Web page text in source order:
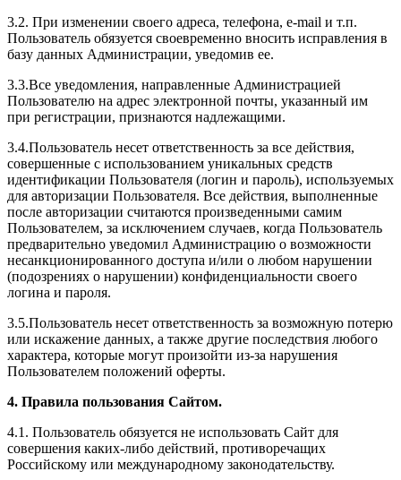
3.2. При изменении своего адреса, телефона, e-mail и т.п.
Пользователь обязуется своевременно вносить исправления в
базу данных Администрации, уведомив ее.
3.3.Все уведомления, направленные Администрацией
Пользователю на адрес электронной почты, указанный им
при регистрации, признаются надлежащими.
3.4.Пользователь несет ответственность за все действия,
совершенные с использованием уникальных средств
идентификации Пользователя (логин и пароль), используемых
для авторизации Пользователя. Все действия, выполненные
после авторизации считаются произведенными самим
Пользователем, за исключением случаев, когда Пользователь
предварительно уведомил Администрацию о возможности
несанкционированного доступа и/или о любом нарушении
(подозрениях о нарушении) конфиденциальности своего
логина и пароля.
3.5.Пользователь несет ответственность за возможную потерю
или искажение данных, а также другие последствия любого
характера, которые могут произойти из-за нарушения
Пользователем положений оферты.
4. Правила пользования Сайтом.
4.1. Пользователь обязуется не использовать Сайт для
совершения каких-либо действий, противоречащих
Российскому или международному законодательству.